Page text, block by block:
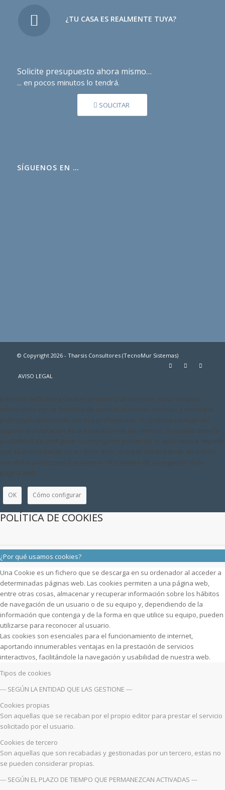
¿TU CASA ES REALMENTE TUYA?
Solicite presupuesto ahora mismo…
... en pocos minutos lo tendrá.
SOLICITAR
SÍGUENOS EN …
© Copyright 2026 - Tharsis Consultores (TecnoMur Sistemas)
AVISO LEGAL
Este sitio web utiliza Cookies propias y de terceros, para recopilar
información con la finalidad de mejorar nuestros servicios y mostrarle
publicidad relacionada con sus preferencias. Si continua navegando,
supone la aceptación de la instalación de las mismas. El usuario tiene la
posibilidad de configurar su navegador pudiendo, si así lo desea, impedir
que sean instaladas en su disco duro, aunque deberá tener en cuenta
que dicha acción podrá ocasionar dificultades de navegación de la
página web.
OK Cómo configurar
POLÍTICA DE COOKIES
¿Por qué usamos cookies?
Una Cookie es un fichero que se descarga en su ordenador al acceder a
determinadas páginas web. Las cookies permiten a una página web,
entre otras cosas, almacenar y recuperar información sobre los hábitos
de navegación de un usuario o de su equipo y, dependiendo de la
información que contenga y de la forma en que utilice su equipo, pueden
utilizarse para reconocer al usuario.
Las cookies son esenciales para el funcionamiento de internet,
aportando innumerables ventajas en la prestación de servicios
interactivos, facilitándole la navegación y usabilidad de nuestra web.
Tipos de cookies
--- SEGÚN LA ENTIDAD QUE LAS GESTIONE ---
Cookies propias
Son aquellas que se recaban por el propio editor para prestar el servicio
solicitado por el usuario.
Cookies de tercero
Son aquellas que son recabadas y gestionadas por un tercero, estas no
se pueden considerar propias.
--- SEGÚN EL PLAZO DE TIEMPO QUE PERMANEZCAN ACTIVADAS ---